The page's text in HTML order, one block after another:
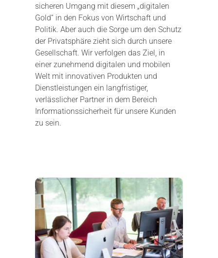
sicheren Umgang mit diesem „digitalen
Gold“ in den Fokus von Wirtschaft und
Politik. Aber auch die Sorge um den Schutz
der Privatsphäre zieht sich durch unsere
Gesellschaft. Wir verfolgen das Ziel, in
einer zunehmend digitalen und mobilen
Welt mit innovativen Produkten und
Dienstleistungen ein langfristiger,
verlässlicher Partner in dem Bereich
Informationssicherheit für unsere Kunden
zu sein.